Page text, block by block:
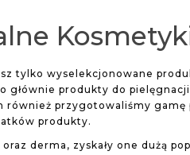
tylko wyselekcjonowane
produkty do pielęgnacji
przygotowaliśmy gamę
produkty.
derma, zyskały one dużą